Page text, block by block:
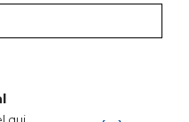
qui